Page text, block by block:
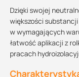
Dzięki swojej
większości
w wymagających
łatwość aplikacji z
pracach